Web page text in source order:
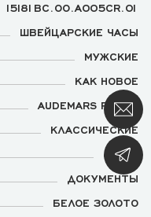
15181BC.OO.A005CR.01
ШВЕЙЦАРСКИЕ ЧАСЫ
МУЖСКИЕ
КАК НОВОЕ
AUDEMARS PIGUET
КЛАССИЧЕСКИЕ
JULES
ДОКУМЕНТЫ
БЕЛОЕ ЗОЛОТО